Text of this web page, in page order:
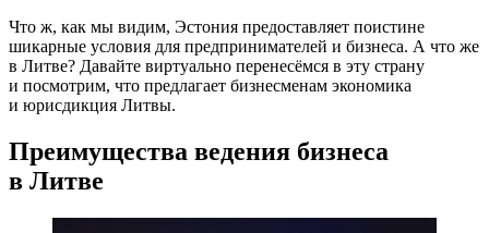
Что ж, как мы видим, Эстония предоставляет поистине
шикарные условия для предпринимателей и бизнеса. А что же
в Литве? Давайте виртуально перенесёмся в эту страну
и посмотрим, что предлагает бизнесменам экономика
и юрисдикция Литвы.
Преимущества ведения бизнеса
в Литве